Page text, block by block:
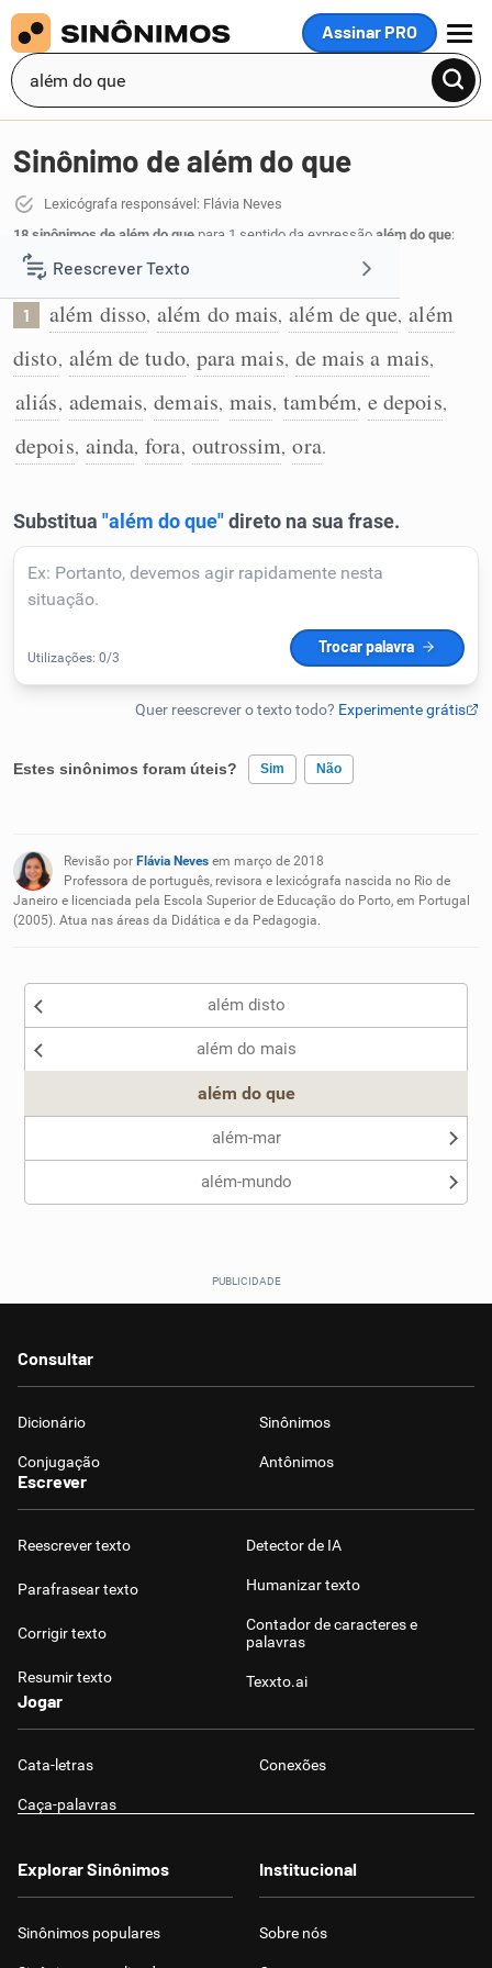
Assinar PRO
MENU
Reescrever Texto
Resumir Texto
Corrigir Texto
Detector de IA
Humanizador de IA
Caça-palavras
Dicionário
Sinônimo de além do que
Lexicógrafa responsável: Flávia Neves
18 sinônimos de além do que para 1 sentido da expressão além do que:
Além disso:
1 além disso, além do mais, além de que, além
disto, além de tudo, para mais, de mais a mais,
aliás, ademais, demais, mais, também, e depois,
depois, ainda, fora, outrossim, ora.
Estes sinônimos foram úteis? Sim Não
Nenhum dos sinônimos apresentados me ajudou
Outro
Revisão por Flávia Neves em março de 2018
Professora de português, revisora e lexicógrafa nascida no Rio de
Janeiro e licenciada pela Escola Superior de Educação do Porto, em Portugal
(2005). Atua nas áreas da Didática e da Pedagogia.
além disto
além do mais
além do que
além-mar
além-mundo
Consultar
Dicionário Sinônimos
Conjugação Antônimos
Escrever
Reescrever texto
Parafrasear texto
Corrigir texto
Resumir texto
Detector de IA
Humanizar texto
Contador de caracteres e
palavras
Texxto.ai
Jogar
Cata-letras Conexões
Caça-palavras
Explorar Sinônimos
Sinônimos populares
Institucional
Sobre nós